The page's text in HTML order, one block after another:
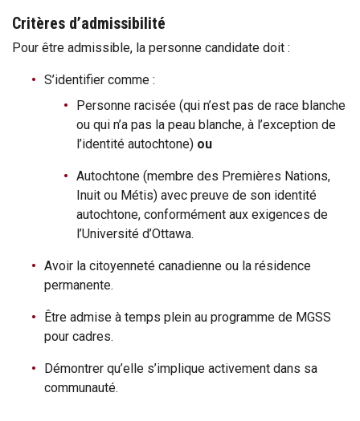
Critères d’admissibilité
Pour être admissible, la personne candidate doit :
S’identifier comme :
Personne racisée (qui n’est pas de race blanche
ou qui n’a pas la peau blanche, à l’exception de
l’identité autochtone) ou
Autochtone (membre des Premières Nations,
Inuit ou Métis) avec preuve de son identité
autochtone, conformément aux exigences de
l’Université d’Ottawa.
Avoir la citoyenneté canadienne ou la résidence
permanente.
Être admise à temps plein au programme de MGSS
pour cadres.
Démontrer qu’elle s’implique activement dans sa
communauté.